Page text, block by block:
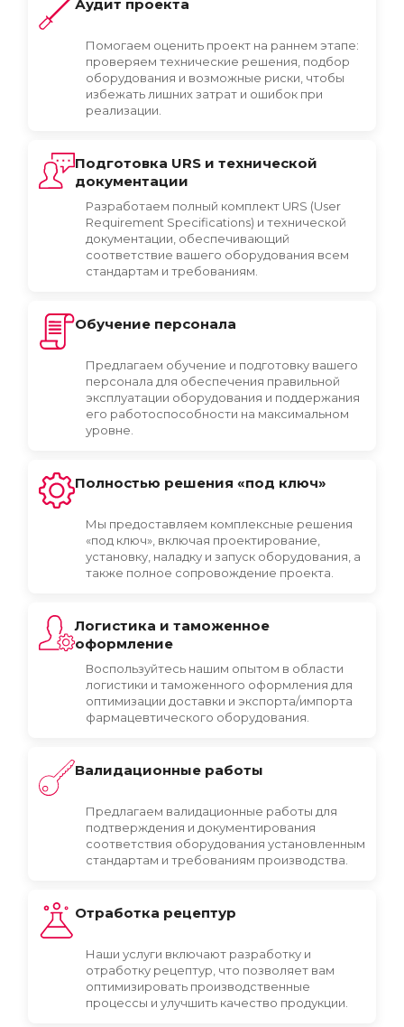
Аудит проекта
Помогаем оценить проект на раннем этапе:
проверяем технические решения, подбор
оборудования и возможные риски, чтобы
избежать лишних затрат и ошибок при
реализации.
Подготовка URS и технической
документации
Разработаем полный комплект URS (User
Requirement Specifications) и технической
документации, обеспечивающий
соответствие вашего оборудования всем
стандартам и требованиям.
Обучение персонала
Предлагаем обучение и подготовку вашего
персонала для обеспечения правильной
эксплуатации оборудования и поддержания
его работоспособности на максимальном
уровне.
Полностью решения «под ключ»
Мы предоставляем комплексные решения
«под ключ», включая проектирование,
установку, наладку и запуск оборудования, а
также полное сопровождение проекта.
Логистика и таможенное
оформление
Воспользуйтесь нашим опытом в области
логистики и таможенного оформления для
оптимизации доставки и экспорта/импорта
фармацевтического оборудования.
Валидационные работы
Предлагаем валидационные работы для
подтверждения и документирования
соответствия оборудования установленным
стандартам и требованиям производства.
Отработка рецептур
Наши услуги включают разработку и
отработку рецептур, что позволяет вам
оптимизировать производственные
процессы и улучшить качество продукции.